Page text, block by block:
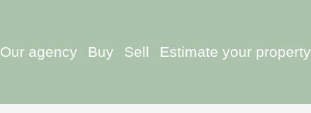
Our agency Buy Sell Estimate your property